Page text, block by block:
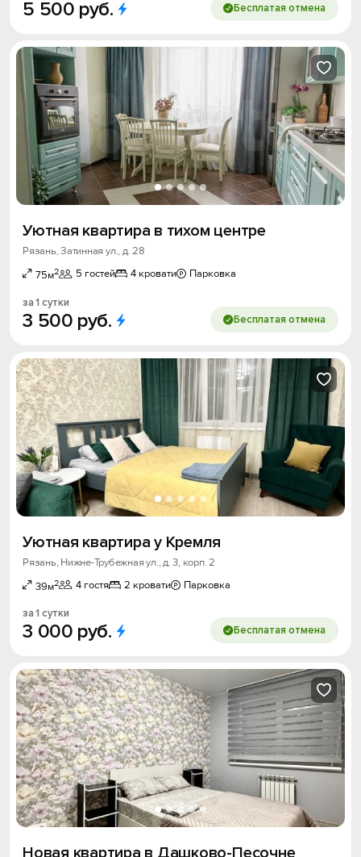
5 500 руб. Бесплатая отмена
Уютнaя квартиpa в тиxoм цeнтpе
Рязань, Затинная ул., д. 28
75м2 5 гостей 4 кровати Парковка
за 1 сутки
3 500 руб. Бесплатая отмена
Уютная квартира у Кремля
Рязань, Нижне-Трубежная ул., д. 3, корп. 2
39м2 4 гостя 2 кровати Парковка
за 1 сутки
3 000 руб. Бесплатая отмена
Новая квартира в Дашково-Песочне